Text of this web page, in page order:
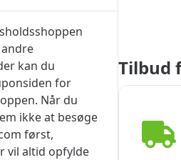
kan du
for
Når du
ikke at besøge
først,
vil altid opfylde
Tilbud